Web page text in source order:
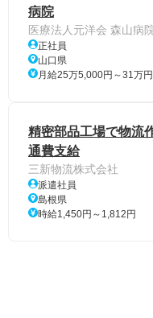
病院
医療法人元洋会 森山病
正社員
山口県
月給25万5,000円～31万円
精密部品工場で物流
通費支給
三新物流株式会社
派遣社員
島根県
時給1,450円～1,812円